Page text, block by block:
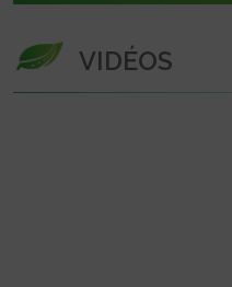
VIDÉOS